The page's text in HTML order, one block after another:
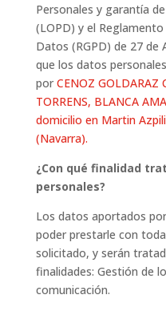
Personales y garantía
(LOPD) y el
Datos (RGPD) de 27 de
que los datos
por CENOZ GOLDARAZ
TORRENS, BLANCA
domicilio en Martin
(Navarra).
¿Con qué finalidad
personales?
Los datos aportados
poder prestarle con
solicitado, y serán
finalidades: Gestión de
comunicación.